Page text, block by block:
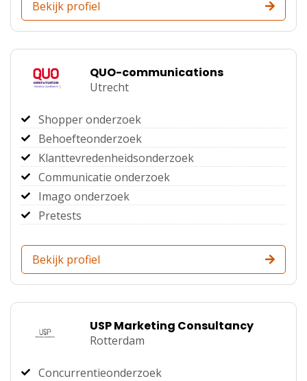
Bekijk profiel
QUO-communications
Utrecht
Shopper onderzoek
Behoefteonderzoek
Klanttevredenheidsonderzoek
Communicatie onderzoek
Imago onderzoek
Pretests
Bekijk profiel
USP Marketing Consultancy
Rotterdam
Concurrentieonderzoek